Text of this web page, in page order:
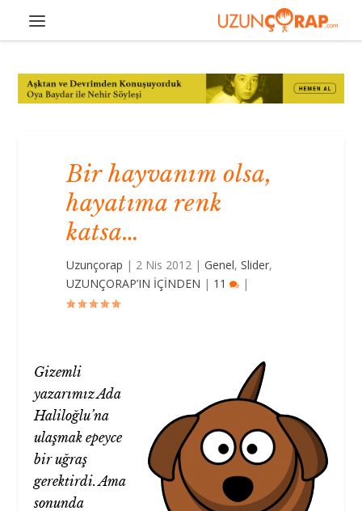
Bir hayvanım olsa,
hayatıma renk
katsa…
Uzunçorap | 2 Nis 2012 |Genel,Slider,
UZUNÇORAP’IN İÇİNDEN | 11 |
Gizemli
yazarımız Ada
Haliloğlu’na
ulaşmak epeyce
bir uğraş
gerektirdi. Ama
sonunda